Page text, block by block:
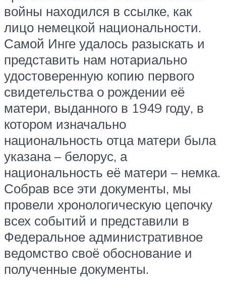
войны находился в ссылке, как
лицо немецкой национальности.
Самой Инге удалось разыскать и
представить нам нотариально
удостоверенную копию первого
свидетельства о рождении её
матери, выданного в 1949 году, в
котором изначально
национальность отца матери была
указана – белорус, а
национальность её матери – немка.
Собрав все эти документы, мы
провели хронологическую цепочку
всех событий и представили в
Федеральное административное
ведомство своё обоснование и
полученные документы.